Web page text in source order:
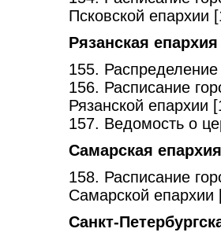
Псковской епархии
Рязанская епархия
155.
156. Расписание
Рязанской епархии
157. Ведомость о
Самарская епархия
158. Расписание
Самарской епархии
Санкт-